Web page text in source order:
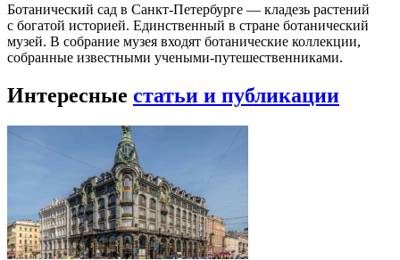
Ботанический сад в Санкт-Петербурге — кладезь растений
с богатой историей. Единственный в стране ботанический
музей. В собрание музея входят ботанические коллекции,
собранные известными учеными-путешественниками.
Интересные статьи и публикации